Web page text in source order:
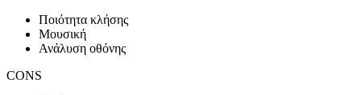
Ποιότητα κλήσης
Μουσική
Ανάλυση οθόνης
CONS